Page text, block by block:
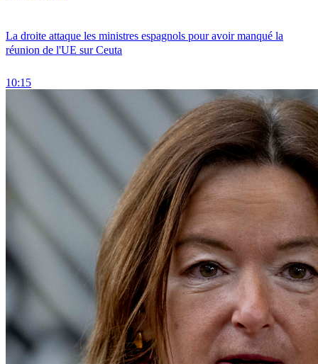
La droite attaque les ministres espagnols pour avoir manqué la
réunion de l'UE sur Ceuta
10:15